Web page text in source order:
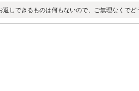
返しできるものは何もないので、ご無理なくでど